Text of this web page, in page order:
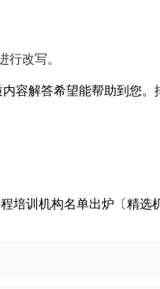
行改写。
内容解答希望能帮助到您。
培训机构名单出炉〔精选